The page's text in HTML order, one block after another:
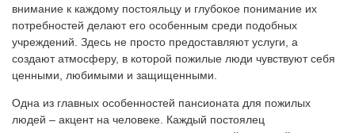
внимание к каждому постояльцу и глубокое понимание их
потребностей делают его особенным среди подобных
учреждений. Здесь не просто предоставляют услуги, а
создают атмосферу, в которой пожилые люди чувствуют себя
ценными, любимыми и защищенными.
Одна из главных особенностей пансионата для пожилых
людей – акцент на человеке. Каждый постоялец